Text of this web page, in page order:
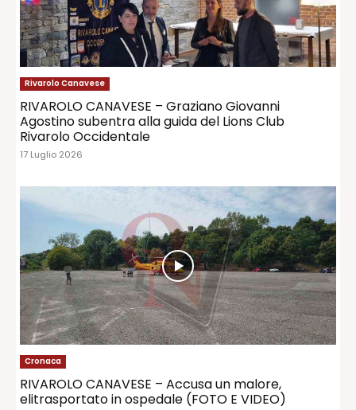
Rivarolo Canavese
RIVAROLO CANAVESE – Graziano Giovanni
Agostino subentra alla guida del Lions Club
Rivarolo Occidentale
17 Luglio 2026
Cronaca
RIVAROLO CANAVESE – Accusa un malore,
elitrasportato in ospedale (FOTO E VIDEO)